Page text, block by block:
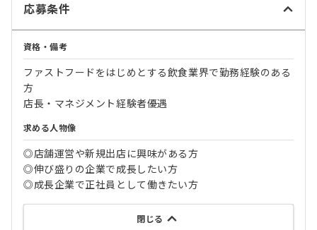
応募条件
資格・備考
ファストフードをはじめとする飲食業界で勤務経験のある
方
店長・マネジメント経験者優遇
求める人物像
◎店舗運営や新規出店に興味がある方
◎伸び盛りの企業で成長したい方
◎成長企業で正社員として働きたい方
閉じる